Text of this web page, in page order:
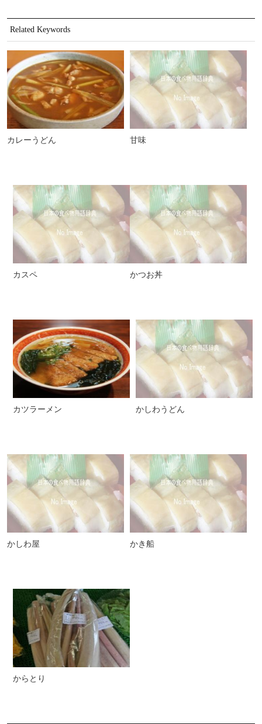
Related Keywords
カレーうどん 甘味
カスペ かつお丼
カツラーメン かしわうどん
かしわ屋 かき船
からとり